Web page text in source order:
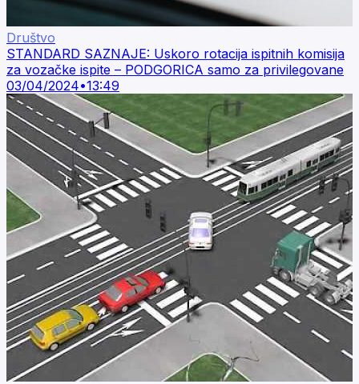
Društvo
STANDARD SAZNAJE: Uskoro rotacija ispitnih komisija
za vozačke ispite – PODGORICA samo za privilegovane
03/04/2024•13:49